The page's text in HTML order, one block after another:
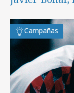
Campañas